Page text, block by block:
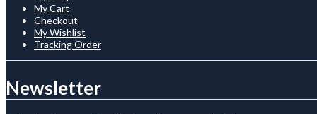
My Cart
Checkout
My Wishlist
Tracking Order
Newsletter